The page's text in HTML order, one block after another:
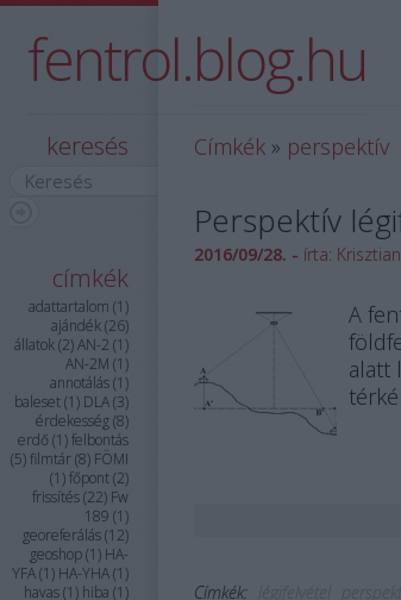
fentrol.blog.hu
keresés
címkék
adattartalom (1 )
ajándék (26)
állatok (2) AN-2 (1 )
AN-2M (1 )
annotálás (1 )
baleset (1 ) DLA (3)
érdekesség (8)
erdő (1 ) felbontás
(5) filmtár (8) FÖMI
(1 ) főpont (2)
frissítés (22) Fw
189 (1 )
georeferálás (12)
geoshop (1 ) HA-
YFA (1 ) HA-YHA (1 )
havas (1 ) hiba (1 )
A fentrol.hu hivatalos blogja.
Címkék» perspektív
Perspektív
2016/09/28. - írta:
A
alatt
Címkék: